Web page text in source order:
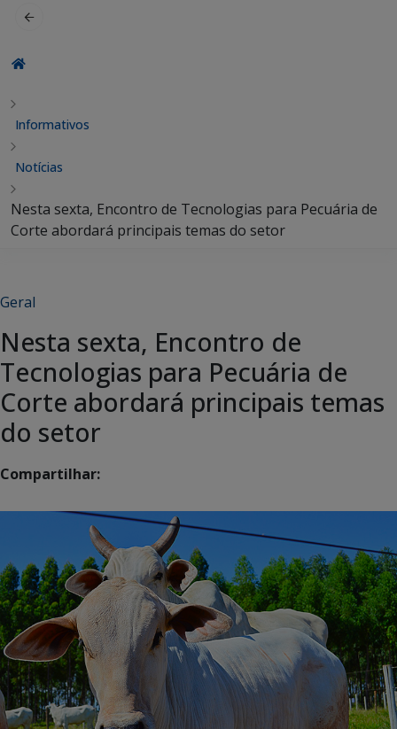
Informativos
Notícias
Nesta sexta, Encontro de Tecnologias para Pecuária de
Corte abordará principais temas do setor
Geral
Nesta sexta, Encontro de
Tecnologias para Pecuária de
Corte abordará principais temas
do setor
Compartilhar: